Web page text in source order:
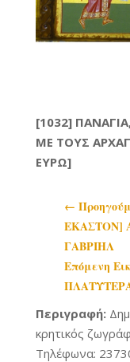
[1032]
ΜΕ ΤΟΥΣ
ΕΥΡΩ]
←
ΕΚΑΣΤΟΝ]
ΓΑΒΡΙΗΛ
Επόμενη
Περιγραφή:
κρητικός
Τηλέφωνα: